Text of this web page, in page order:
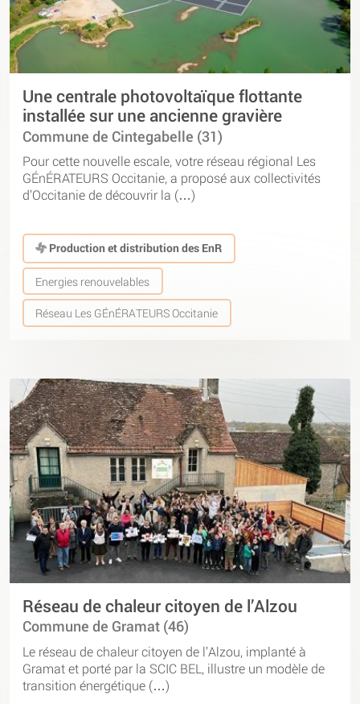
Une centrale photovoltaïque flottante
installée sur une ancienne gravière
Commune de Cintegabelle (31)
Pour cette nouvelle escale, votre réseau régional Les
GÉnÉRATEURS Occitanie, a proposé aux collectivités
d’Occitanie de découvrir la (…)
Production et distribution des EnR
Energies renouvelables
Réseau Les GÉnÉRATEURS Occitanie
Réseau de chaleur citoyen de l’Alzou
Commune de Gramat (46)
Le réseau de chaleur citoyen de l’Alzou, implanté à
Gramat et porté par la SCIC BEL, illustre un modèle de
transition énergétique (…)